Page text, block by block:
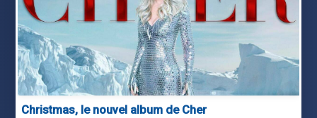
Christmas, le nouvel album de Cher